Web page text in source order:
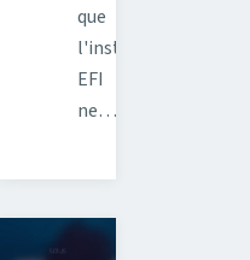
que
l'installation
EFI
ne…